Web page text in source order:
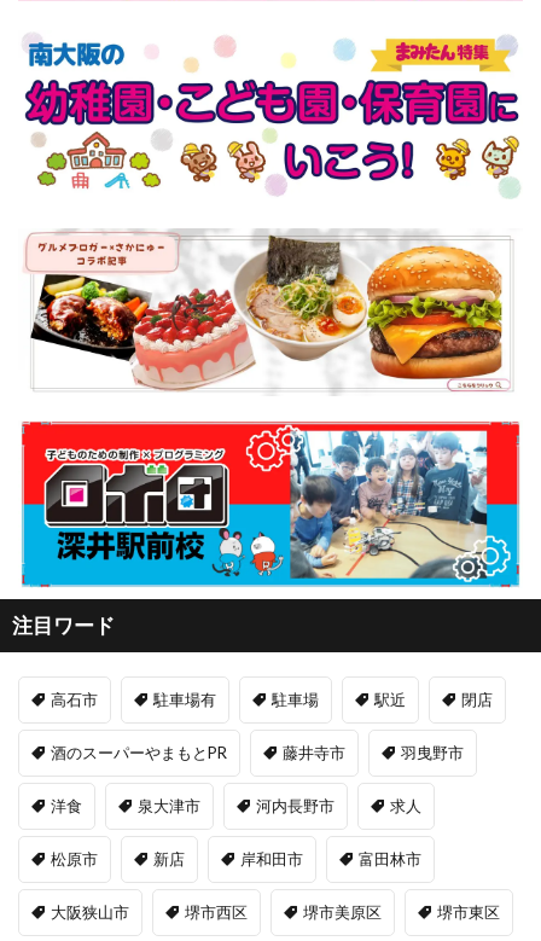
注目ワード
高石市 駐車場有 駐車場 駅近 閉店
酒のスーパーやまもとPR 藤井寺市 羽曳野市
洋食 泉大津市 河内長野市 求人
松原市 新店 岸和田市 富田林市
大阪狭山市 堺市西区 堺市美原区 堺市東区